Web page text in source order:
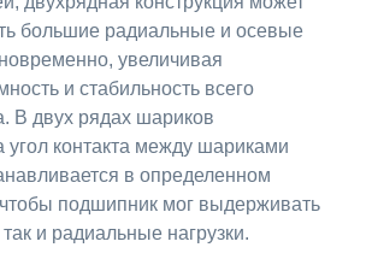
большие радиальные и осевые
увеличивая
и стабильность всего
В двух рядах шариков
угол контакта между шариками
в определенном
подшипник мог выдерживать
и радиальные нагрузки.